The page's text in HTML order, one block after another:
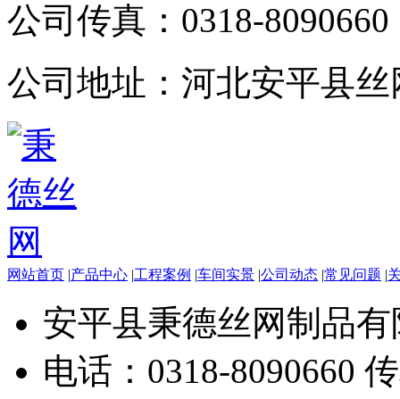
公司传真： 0318-8090660
公司地址： 河北安平县
网站首页 |产品中心 |工程案例 |车间实景 |公司动态 |常见问题 |
安平县秉德丝网制品
电话：0318-8090660